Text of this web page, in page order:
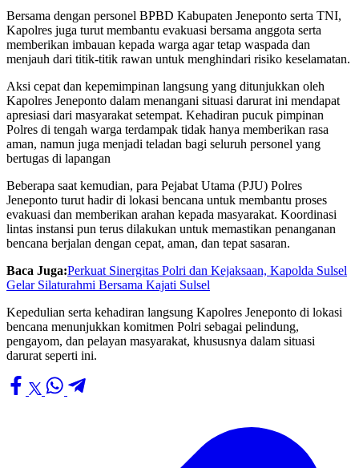
Bersama dengan personel BPBD Kabupaten Jeneponto serta TNI,
Kapolres juga turut membantu evakuasi bersama anggota serta
memberikan imbauan kepada warga agar tetap waspada dan
menjauh dari titik-titik rawan untuk menghindari risiko keselamatan.
Aksi cepat dan kepemimpinan langsung yang ditunjukkan oleh
Kapolres Jeneponto dalam menangani situasi darurat ini mendapat
apresiasi dari masyarakat setempat. Kehadiran pucuk pimpinan
Polres di tengah warga terdampak tidak hanya memberikan rasa
aman, namun juga menjadi teladan bagi seluruh personel yang
bertugas di lapangan
Beberapa saat kemudian, para Pejabat Utama (PJU) Polres
Jeneponto turut hadir di lokasi bencana untuk membantu proses
evakuasi dan memberikan arahan kepada masyarakat. Koordinasi
lintas instansi pun terus dilakukan untuk memastikan penanganan
bencana berjalan dengan cepat, aman, dan tepat sasaran.
Baca Juga:Perkuat Sinergitas Polri dan Kejaksaan, Kapolda Sulsel
Gelar Silaturahmi Bersama Kajati Sulsel
Kepedulian serta kehadiran langsung Kapolres Jeneponto di lokasi
bencana menunjukkan komitmen Polri sebagai pelindung,
pengayom, dan pelayan masyarakat, khususnya dalam situasi
darurat seperti ini.